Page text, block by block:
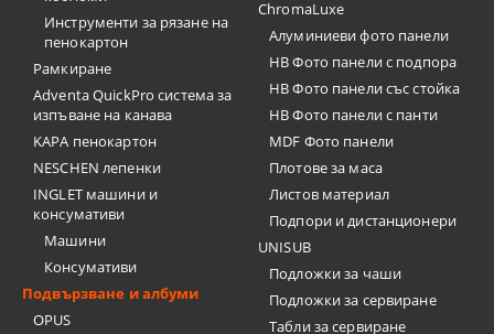
Инструменти за рязане на
пенокартон
Рамкиране
Adventa QuickPro система за
изпъване на канава
KAPA пенокартон
NESCHEN лепенки
INGLET машини и
консумативи
Машини
Консумативи
Подвързване и албуми
OPUS
ChromaLuxe
Алуминиеви фото панели
HB Фото панели с подпора
HB Фото панели със стойка
HB Фото панели с панти
MDF Фото панели
Плотове за маса
Листов материал
Подпори и дистанционери
UNISUB
Подложки за чаши
Подложки за сервиране
Табли за сервиране